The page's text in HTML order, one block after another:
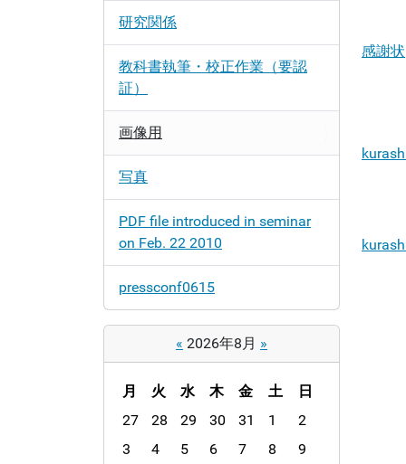
感謝状
研究関係
教科書執筆・校正作業（要認
証）
画像用
写真
PDF file introduced in seminar
on Feb. 22 2010
pressconf0615
« 2026年8月 »
m
n
月 火 水 木 金 土
日
27
28 29 30 31 1
2
3
4 5 6 7 8 9